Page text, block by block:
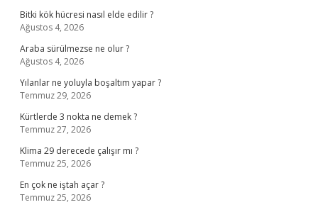
Bitki kök hücresi nasıl elde edilir ?
Ağustos 4, 2026
Araba sürülmezse ne olur ?
Ağustos 4, 2026
Yılanlar ne yoluyla boşaltım yapar ?
Temmuz 29, 2026
Kürtlerde 3 nokta ne demek ?
Temmuz 27, 2026
Klima 29 derecede çalışır mı ?
Temmuz 25, 2026
En çok ne iştah açar ?
Temmuz 25, 2026